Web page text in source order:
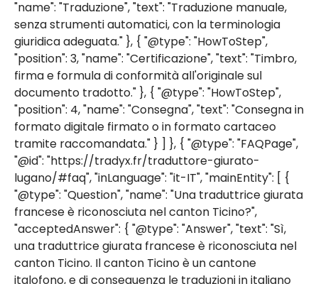
"name": "Traduzione", "text": "Traduzione manuale,
senza strumenti automatici, con la terminologia
giuridica adeguata." }, { "@type": "HowToStep",
"position": 3, "name": "Certificazione", "text": "Timbro,
firma e formula di conformità all'originale sul
documento tradotto." }, { "@type": "HowToStep",
"position": 4, "name": "Consegna", "text": "Consegna in
formato digitale firmato o in formato cartaceo
tramite raccomandata." } ] }, { "@type": "FAQPage",
"@id": "https://tradyx.fr/traduttore-giurato-
lugano/#faq", "inLanguage": "it-IT", "mainEntity": [ {
"@type": "Question", "name": "Una traduttrice giurata
francese è riconosciuta nel canton Ticino?",
"acceptedAnswer": { "@type": "Answer", "text": "Sì,
una traduttrice giurata francese è riconosciuta nel
canton Ticino. Il canton Ticino è un cantone
italofono, e di conseguenza le traduzioni in italiano